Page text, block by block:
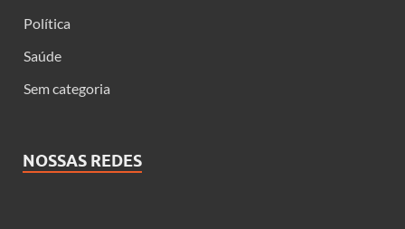
Política
Saúde
Sem categoria
NOSSAS REDES